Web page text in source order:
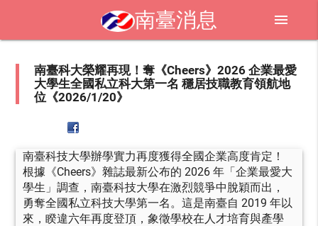
南臺消息 menu
南臺科大榮耀再現！奪《Cheers》2026 企業最愛
大學生全國私立科大第一名 穩居技職教育領航地
位《2026/1/20》
南臺科技大學辦學實力再度獲得全國企業高度肯定！
根據《Cheers》雜誌最新公布的 2026 年「企業最愛大
學生」調查，南臺科技大學在激烈競爭中脫穎而出，
勇奪全國私立科技大學第一名。這是南臺自 2019 年以
來，睽違六年再度登頂，象徵學校在人才培育與產學